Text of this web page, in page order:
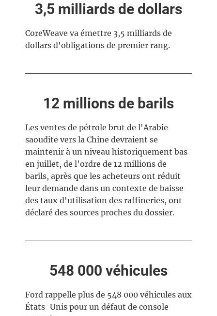
3,5 milliards de dollars
CoreWeave va émettre 3,5 milliards de
dollars d'obligations de premier rang.
12 millions de barils
Les ventes de pétrole brut de l'Arabie
saoudite vers la Chine devraient se
maintenir à un niveau historiquement bas
en juillet, de l'ordre de 12 millions de
barils, après que les acheteurs ont réduit
leur demande dans un contexte de baisse
des taux d'utilisation des raffineries, ont
déclaré des sources proches du dossier.
548 000 véhicules
Ford rappelle plus de 548 000 véhicules aux
États-Unis pour un défaut de console